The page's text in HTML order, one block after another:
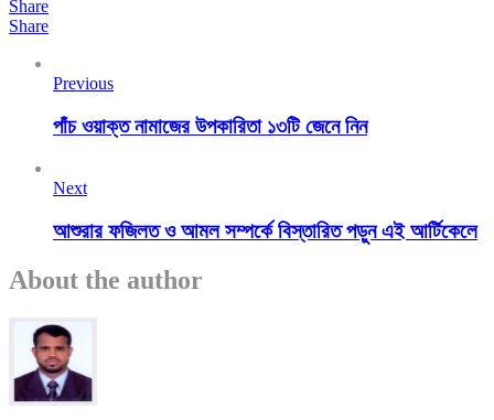
Share
Share
Previous
পাঁচ ওয়াক্ত নামাজের উপকারিতা ১৩টি জেনে নিন
Next
আশুরার ফজিলত ও আমল সম্পর্কে বিস্তারিত পড়ুন এই আর্টিকেলে
About the author